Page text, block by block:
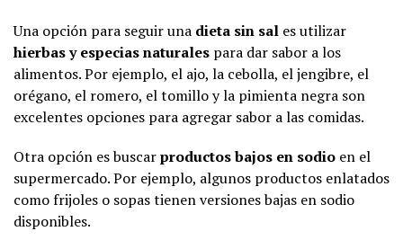
Una opción para seguir una dieta sin sal es utilizar
hierbas y especias naturales para dar sabor a los
alimentos. Por ejemplo, el ajo, la cebolla, el jengibre, el
orégano, el romero, el tomillo y la pimienta negra son
excelentes opciones para agregar sabor a las comidas.
Otra opción es buscarproductos bajos en sodio en el
supermercado. Por ejemplo, algunos productos enlatados
como frijoles o sopas tienen versiones bajas en sodio
disponibles.